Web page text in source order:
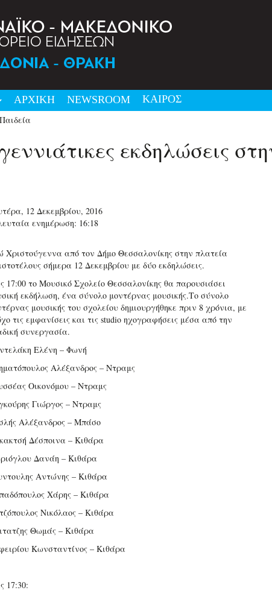
ΑΡΧΙΚΗ NEWSRΟΟΜ ΚΑΙΡΟΣ
εκδηλώσεις
12 Δεκεμβρίου, 2016
ενημέρωση: 16:18
Χριστούγεννα από τον Δήμο Θεσσαλονίκης στην πλατεία
σήμερα 12 Δεκεμβρίου με δύο εκδηλώσεις.
17:00 το Μουσικό Σχολείο Θεσσαλονίκης θα παρουσιάσει
εκδήλωση, ένα σύνολο μοντέρνας μουσικής.Το σύνολο
μουσικής του σχολείου δημιουργήθηκε πριν 8 χρόνια, με
τις εμφανίσεις και τις studio ηχογραφήσεις μέσα από την
συνεργασία.
Ελένη – Φωνή
Αλέξανδρος – Ντραμς
Οικονόμου – Ντραμς
Γιώργος – Ντραμς
Αλέξανδρος – Μπάσο
Δέσποινα – Κιθάρα
Δανάη – Κιθάρα
Αντώνης – Κιθάρα
Χάρης – Κιθάρα
Νικόλαος – Κιθάρα
Θωμάς – Κιθάρα
Κωνσταντίνος – Κιθάρα
17:30: